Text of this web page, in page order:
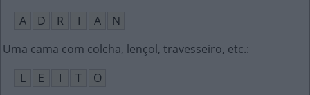
A
D R I A
N
Uma cama com colcha, lençol, travesseiro, etc.:
L
E I T
O